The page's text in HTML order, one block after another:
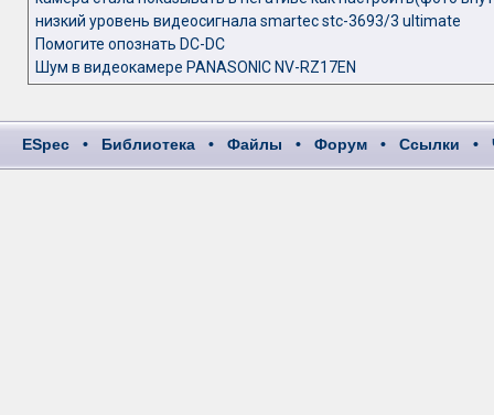
низкий уровень видеосигнала smartec stc-3693/3 ultimate
Помогите опознать DC-DC
Шум в видеокамере PANASONIC NV-RZ17EN
ESpec • Библиотека • Файлы • Форум • Ссылки •